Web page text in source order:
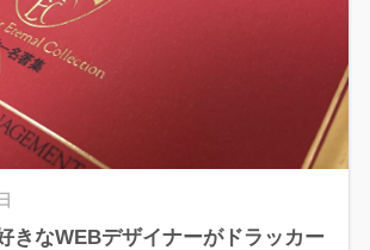
きなWEBデザイナーがドラッカー